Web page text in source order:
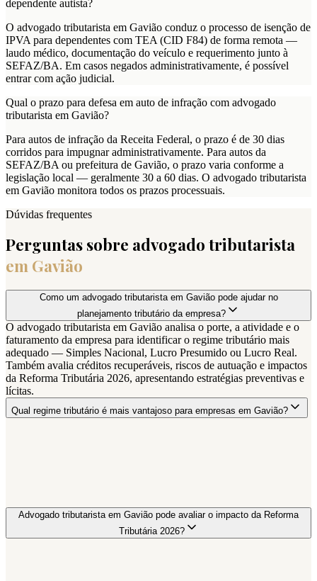
dependente autista?
O advogado tributarista em Gavião conduz o processo de isenção de
IPVA para dependentes com TEA (CID F84) de forma remota —
laudo médico, documentação do veículo e requerimento junto à
SEFAZ/BA. Em casos negados administrativamente, é possível
entrar com ação judicial.
Qual o prazo para defesa em auto de infração com advogado
tributarista em Gavião?
Para autos de infração da Receita Federal, o prazo é de 30 dias
corridos para impugnar administrativamente. Para autos da
SEFAZ/BA ou prefeitura de Gavião, o prazo varia conforme a
legislação local — geralmente 30 a 60 dias. O advogado tributarista
em Gavião monitora todos os prazos processuais.
Dúvidas frequentes
Perguntas sobre advogado tributarista
em Gavião
Como um advogado tributarista em Gavião pode ajudar no
planejamento tributário da empresa?
O advogado tributarista em Gavião analisa o porte, a atividade e o
faturamento da empresa para identificar o regime tributário mais
adequado — Simples Nacional, Lucro Presumido ou Lucro Real.
Também avalia créditos recuperáveis, riscos de autuação e impactos
da Reforma Tributária 2026, apresentando estratégias preventivas e
lícitas.
Qual regime tributário é mais vantajoso para empresas em Gavião?
Advogado tributarista em Gavião pode avaliar o impacto da Reforma
Tributária 2026?